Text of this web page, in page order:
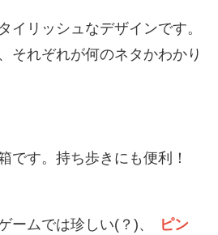
イリッシュなデザインです。
それぞれが何のネタかわかり
です。持ち歩きにも便利！
ームでは珍しい(？)、
ピン